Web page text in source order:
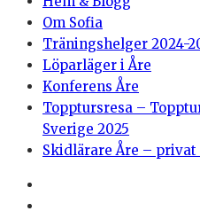
Om Sofia
Träningshelger 2024-
Löparläger i Åre
Konferens Åre
Topptursresa –
Sverige 2025
Skidlärare Åre –